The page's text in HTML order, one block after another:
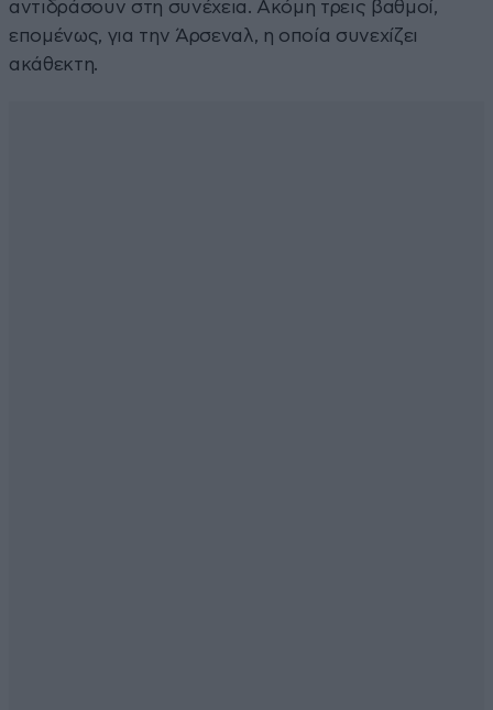
αντιδράσουν στη συνέχεια. Ακόμη τρεις βαθμοί,
επομένως, για την Άρσεναλ, η οποία συνεχίζει
ακάθεκτη.